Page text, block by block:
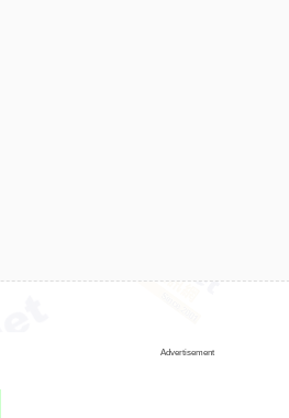
Advertisement